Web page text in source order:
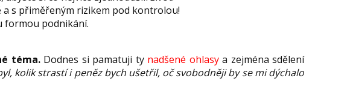
s přiměřeným rizikem pod kontrolou!
formou podnikání.
téma.Dodnes si pamatuji ty nadšené ohlasya zejména sdělení
kolik strastí i peněz bych ušetřil, oč svobodněji by se mi dýchalo